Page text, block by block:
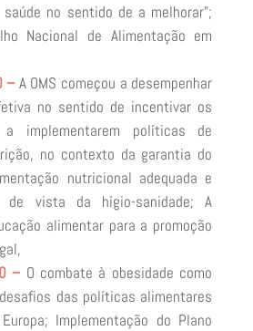
no sentido de a melhorar”;
Nacional de Alimentação em
–A OMS começou a desempenhar
no sentido de incentivar os
a implementarem políticas de
no contexto da garantia do
nutricional adequada e
de vista da hígio-sanidade; A
alimentar para a promoção
–O combate à obesidade como
das políticas alimentares
Implementação do Plano